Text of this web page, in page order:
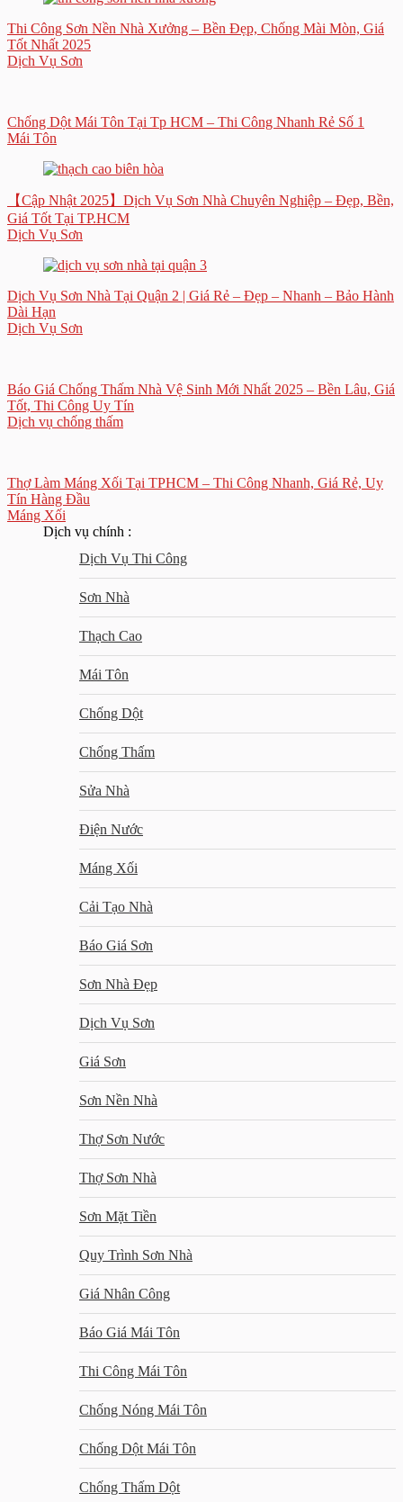
Thi Công Sơn Nền Nhà Xưởng – Bền Đẹp, Chống Mài Mòn, Giá
Tốt Nhất 2025
Dịch Vụ Sơn
Chống Dột Mái Tôn Tại Tp HCM – Thi Công Nhanh Rẻ Số 1
Mái Tôn
【Cập Nhật 2025】Dịch Vụ Sơn Nhà Chuyên Nghiệp – Đẹp, Bền,
Giá Tốt Tại TP.HCM
Dịch Vụ Sơn
Dịch Vụ Sơn Nhà Tại Quận 2 | Giá Rẻ – Đẹp – Nhanh – Bảo Hành
Dài Hạn
Dịch Vụ Sơn
Báo Giá Chống Thấm Nhà Vệ Sinh Mới Nhất 2025 – Bền Lâu, Giá
Tốt, Thi Công Uy Tín
Dịch vụ chống thấm
Thợ Làm Máng Xối Tại TPHCM – Thi Công Nhanh, Giá Rẻ, Uy
Tín Hàng Đầu
Máng Xối
Dịch vụ chính :
Dịch Vụ Thi Công
Sơn Nhà
Thạch Cao
Mái Tôn
Chống Dột
Chống Thấm
Sửa Nhà
Điện Nước
Máng Xối
Cải Tạo Nhà
Báo Giá Sơn
Sơn Nhà Đẹp
Dịch Vụ Sơn
Giá Sơn
Sơn Nền Nhà
Thợ Sơn Nước
Thợ Sơn Nhà
Sơn Mặt Tiền
Quy Trình Sơn Nhà
Giá Nhân Công
Báo Giá Mái Tôn
Thi Công Mái Tôn
Chống Nóng Mái Tôn
Chống Dột Mái Tôn
Chống Thấm Dột